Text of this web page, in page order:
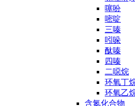
噻吩
嘧啶
三嗪
吲哚
酞嗪
四嗪
二噁烷
环氧丁
环氧乙
含氮化合物